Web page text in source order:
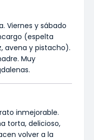
Viernes y sábado
(espelta
avena y pistacho).
Muy
inmejorable.
torta, delicioso,
volver a la